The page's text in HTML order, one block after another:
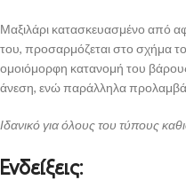
Μαξιλάρι κατασκευασμένο από
του, προσαρμόζεται στο σχήμα
ομοιόμορφη κατανομή του
άνεση, ενώ παράλληλα
Ιδανικό για όλους του τύπους
Ενδείξεις: